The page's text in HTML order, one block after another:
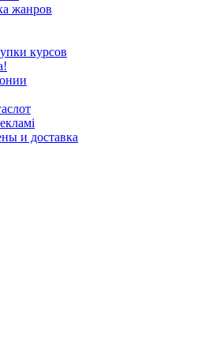
жанров
курсов
и доставка